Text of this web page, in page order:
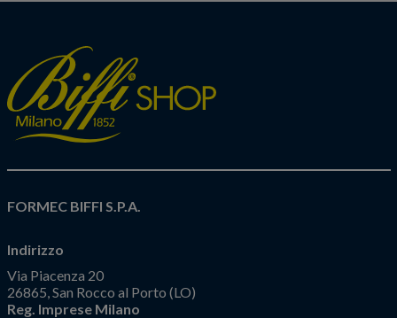
FORMEC BIFFI S.P.A.
Indirizzo
Via Piacenza 20
26865, San Rocco al Porto (LO)
Reg. Imprese Milano